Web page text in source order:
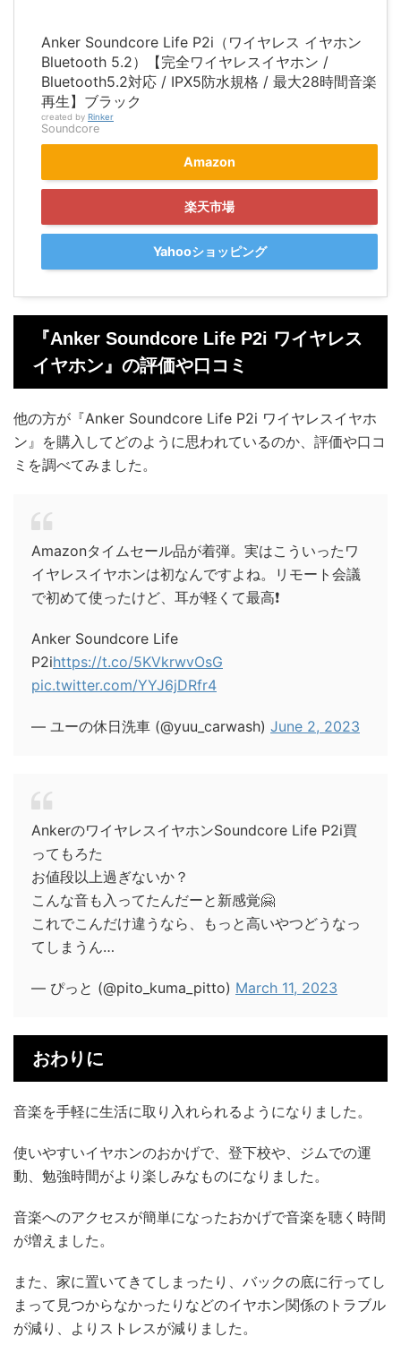
Anker Soundcore Life P2i（ワイヤレス イヤホン
Bluetooth 5.2）【完全ワイヤレスイヤホン /
Bluetooth5.2対応 / IPX5防水規格 / 最大28時間音楽
再生】ブラック
created by Rinker
Soundcore
Amazon
楽天市場
Yahooショッピング
『Anker Soundcore Life P2i ワイヤレス
イヤホン』の評価や口コミ
他の方が『Anker Soundcore Life P2i ワイヤレスイヤホ
ン』を購入してどのように思われているのか、評価や口コ
ミを調べてみました。
Amazonタイムセール品が着弾。実はこういったワ
イヤレスイヤホンは初なんですよね。リモート会議
で初めて使ったけど、耳が軽くて最高❗
Anker Soundcore Life
P2ihttps://t.co/5KVkrwvOsG
pic.twitter.com/YYJ6jDRfr4
— ユーの休日洗車 (@yuu_carwash) June 2, 2023
AnkerのワイヤレスイヤホンSoundcore Life P2i買
ってもろた
お値段以上過ぎないか？
こんな音も入ってたんだーと新感覚🤗
これでこんだけ違うなら、もっと高いやつどうなっ
てしまうん…
— ぴっと (@pito_kuma_pitto) March 11, 2023
おわりに
音楽を手軽に生活に取り入れられるようになりました。
使いやすいイヤホンのおかげで、登下校や、ジムでの運
動、勉強時間がより楽しみなものになりました。
音楽へのアクセスが簡単になったおかげで音楽を聴く時間
が増えました。
また、家に置いてきてしまったり、バックの底に行ってし
まって見つからなかったりなどのイヤホン関係のトラブル
が減り、よりストレスが減りました。